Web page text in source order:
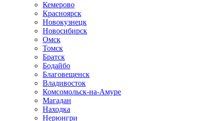
Кемерово
Красноярск
Новокузнецк
Новосибирск
Омск
Томск
Братск
Бодайбо
Благовещенск
Владивосток
Комсомольск-на-Амуре
Магадан
Находка
Нерюнгри